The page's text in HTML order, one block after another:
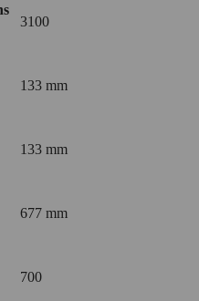
3100
133 mm
133 mm
677 mm
700